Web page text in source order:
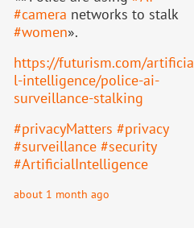
#camera networks to stalk
#women».
https://futurism.com/artificia
l-intelligence/police-ai-
surveillance-stalking
#privacyMatters #privacy
#surveillance #security
#ArtificialIntelligence
about 1 month ago